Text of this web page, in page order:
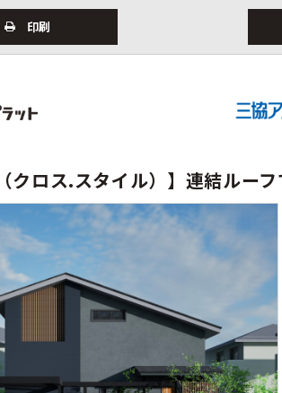
印刷
クロス.スタイル）】連結ルー